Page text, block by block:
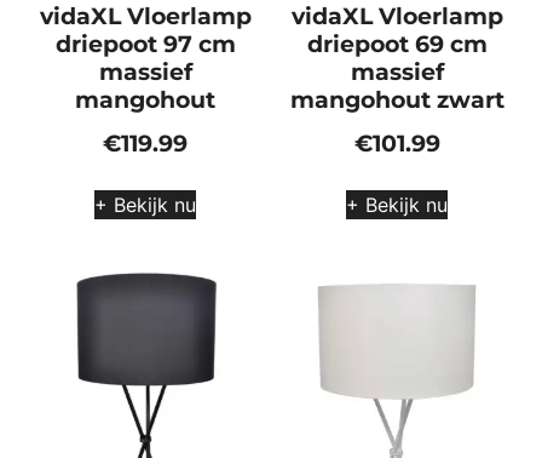
vidaXL Vloerlamp
driepoot 97 cm
massief
mangohout
€119.99
+ Bekijk nu
vidaXL Vloerlamp
driepoot 69 cm
massief
mangohout zwart
€101.99
+ Bekijk nu